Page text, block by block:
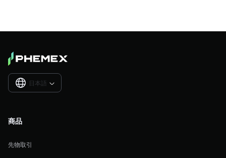
日本語 
商品
先物取引